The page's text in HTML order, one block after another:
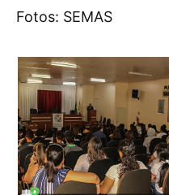
Fotos: SEMAS